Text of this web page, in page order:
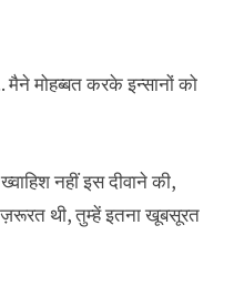
मोहब्बत करके इन्सानों को
नहीं इस दीवाने की,
थी, तुम्हें इतना खूबसूरत